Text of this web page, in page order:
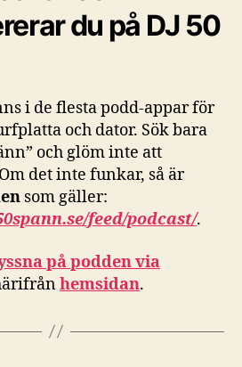
du på DJ 50
i de flesta podd-appar för
och dator. Sök bara
och glöm inte att
det inte funkar, så är
som gäller:
feed/podcast/.
på podden via
hemsidan.